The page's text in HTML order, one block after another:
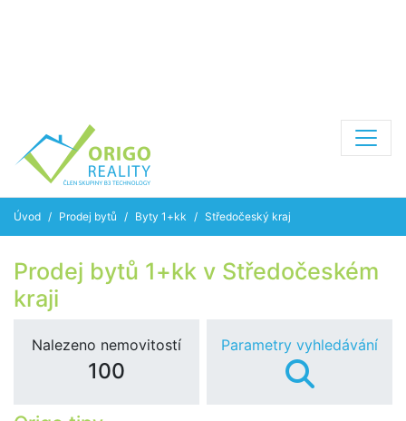
Úvod Prodej bytů Byty 1+kk Středočeský kraj
Prodej bytů 1+kk v Středočeském
kraji
Nalezeno nemovitostí
100
Parametry vyhledávání